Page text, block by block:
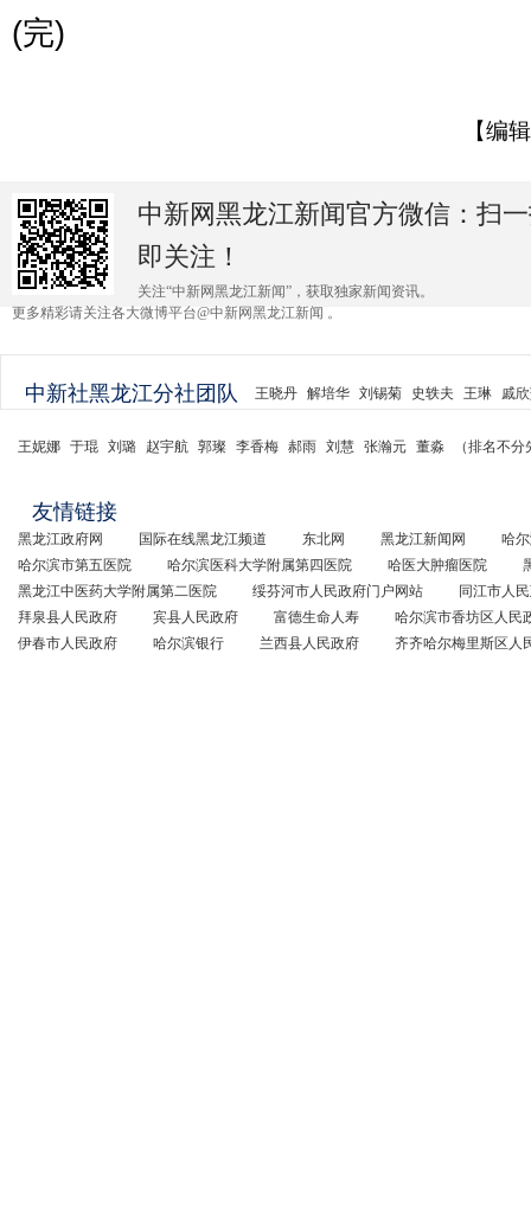
(完)
【编
中新网黑龙江新闻官方微信：扫
即关注！
关注“中新网黑龙江新闻”，获取独家新闻资讯。
更多精彩请关注各大微博平台@中新网黑龙江新闻 。
中新社黑龙江分社团队 王晓丹 解培华 刘锡菊 史轶夫 王琳 戚
王妮娜 于琨 刘璐 赵宇航 郭璨 李香梅 郝雨 刘慧 张瀚元 董淼 （排名不
友情链接
黑龙江政府网 国际在线黑龙江频道 东北网 黑龙江新闻网
哈
哈尔滨市第五医院
哈尔滨医科大学附属第四医院 哈医大肿瘤医院
黑龙江中医药大学附属第二医院
绥芬河市人民政府门户网站
同江市人
拜泉县人民政府
宾县人民政府 富德生命人寿
哈尔滨市香坊区人民
伊春市人民政府
哈尔滨银行 兰西县人民政府 齐齐哈尔梅里斯区人